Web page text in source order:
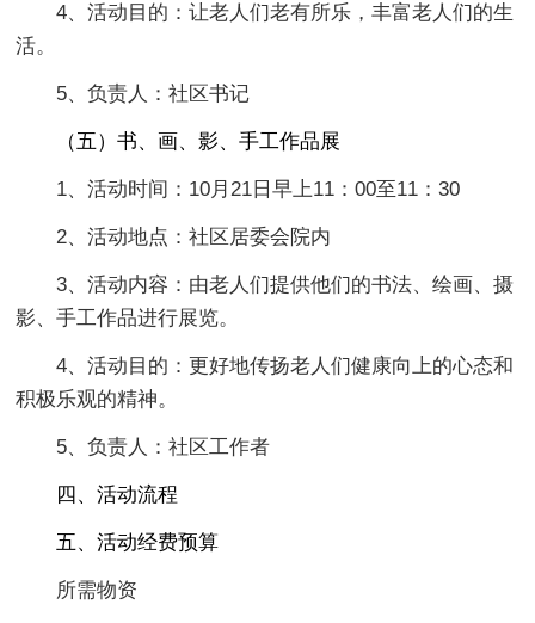
4、活动目的：让老人们老有所乐，丰富老人们的生
活。
5、负责人：社区书记
（五）书、画、影、手工作品展
1、活动时间：10月21日早上11：00至11：30
2、活动地点：社区居委会院内
3、活动内容：由老人们提供他们的书法、绘画、摄
影、手工作品进行展览。
4、活动目的：更好地传扬老人们健康向上的心态和
积极乐观的精神。
5、负责人：社区工作者
四、活动流程
五、活动经费预算
所需物资